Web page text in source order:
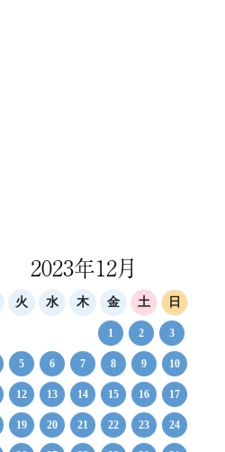
2023年12月
火 水 木 金 土 日
1 2 3
5 6 7 8 9 10
12 13 14 15 16 17
19 20 21 22 23 24